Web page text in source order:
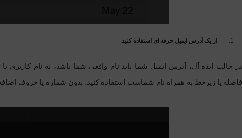
از یک آدرس ایمیل حرفه ای استفاده کنید.
در حالت ایده آل، آدرس ایمیل شما باید نام واقعی شما باشد، نه نام
فاصله یا زیرخط به همراه نام شماست استفاده کنید. بدون شماره یا حروف